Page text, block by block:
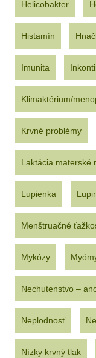
Helicobakter
Histamín
Imunita
Klimaktérium/
Krvné problémy
Laktácia materské
Lupienka
Menštruačné
Mykózy
Nechutenstvo –
Neplodnosť
Nízky krvný tlak